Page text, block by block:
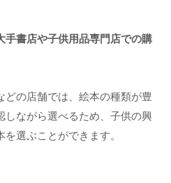
手書店や子供用品専門店での購
どの店舗では、絵本の種類が豊
しながら選べるため、子供の興
選ぶことができます。